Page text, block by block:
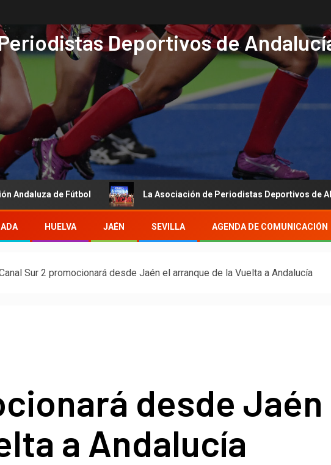
Deportivos de
de Fútbol La Asociación de Periodistas Deportivos de Almería
HUELVA JAÉN SEVILLA AGENDA DE COMUNICACIÓN
Sur 2 promocionará desde Jaén el arranque de la Vuelta a Andalucía
desde Jaén
a Andalucía